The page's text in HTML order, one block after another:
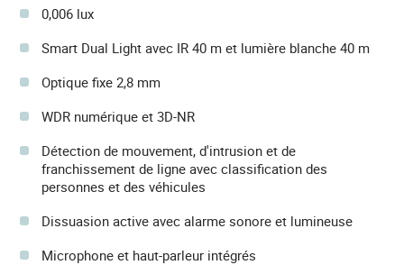
0,006 lux
Smart Dual Light avec IR 40 m et lumière blanche 40 m
Optique fixe 2,8 mm
WDR numérique et 3D-NR
Détection de mouvement, d'intrusion et de
franchissement de ligne avec classification des
personnes et des véhicules
Dissuasion active avec alarme sonore et lumineuse
Microphone et haut-parleur intégrés